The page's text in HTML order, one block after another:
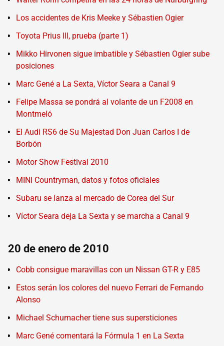
Los accidentes de Kris Meeke y Sébastien Ogier
Toyota Prius III, prueba (parte 1)
Mikko Hirvonen sigue imbatible y Sébastien Ogier sube
posiciones
Marc Gené a La Sexta, Víctor Seara a Canal 9
Felipe Massa se pondrá al volante de un F2008 en
Montmeló
El Audi RS6 de Su Majestad Don Juan Carlos I de
Borbón
Motor Show Festival 2010
MINI Countryman, datos y fotos oficiales
Subaru se lanza al mercado de Corea del Sur
Víctor Seara deja La Sexta y se marcha a Canal 9
20 de enero de 2010
Cobb consigue maravillas con un Nissan GT-R y E85
Estos serán los colores del nuevo Ferrari de Fernando
Alonso
Michael Schumacher tiene sus supersticiones
Marc Gené comentará la Fórmula 1 en La Sexta